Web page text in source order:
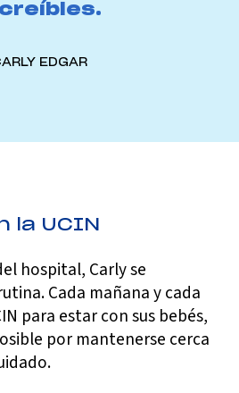
EDGAR
la UCIN
hospital, Carly se
Cada mañana y cada
para estar con sus bebés,
por mantenerse cerca